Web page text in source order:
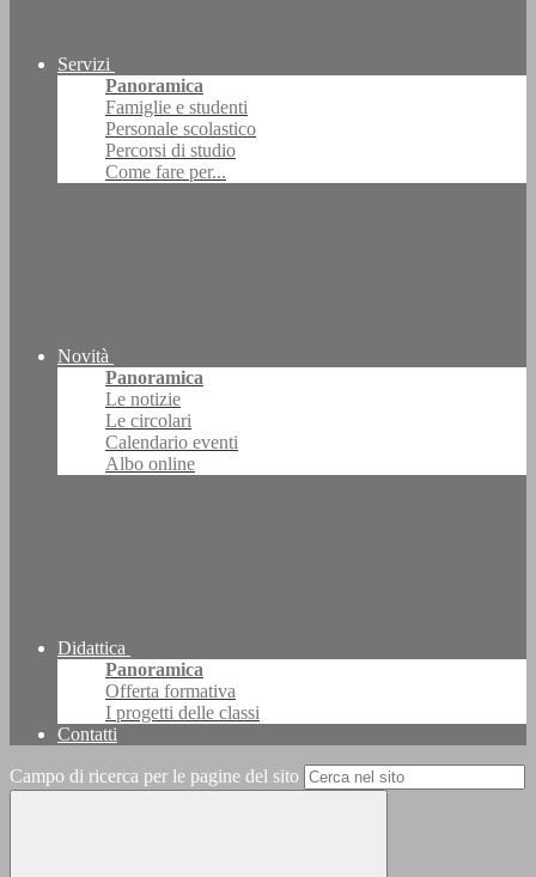
Servizi
Panoramica
Famiglie e studenti
Personale scolastico
Percorsi di studio
Come fare per...
Novità
Panoramica
Le notizie
Le circolari
Calendario eventi
Albo online
Didattica
Panoramica
Offerta formativa
I progetti delle classi
Contatti
Campo di ricerca per le pagine del sito